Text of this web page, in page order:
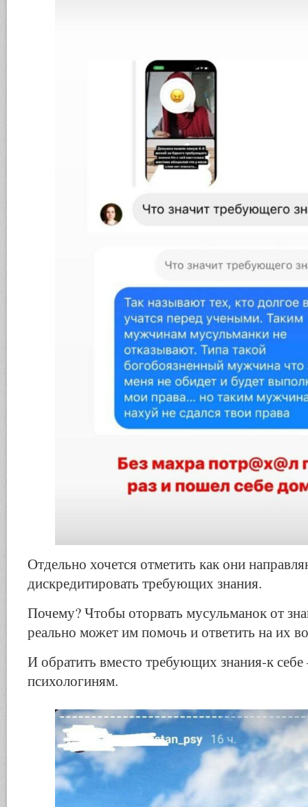
Отдельно хочется отметить как они
дискредитировать требующих знания.
Почему? Чтобы оторвать мусульманок от
реально может им помочь и ответить на их
И обратить вместо требующих знания-к
психологиням.